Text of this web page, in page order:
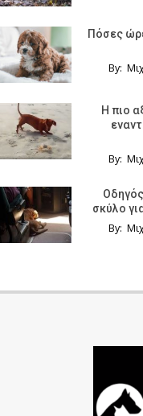
Πόσες
By:
Η πιο
By:
σκύλο
By: